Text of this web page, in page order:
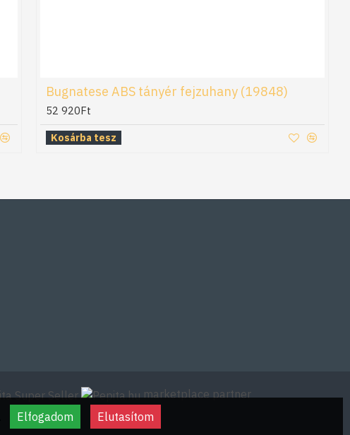
Bugnatese ABS tányér fejzuhany (19848)
52 920Ft
Kosárba tesz
marketplace partner
Elfogadom Elutasítom